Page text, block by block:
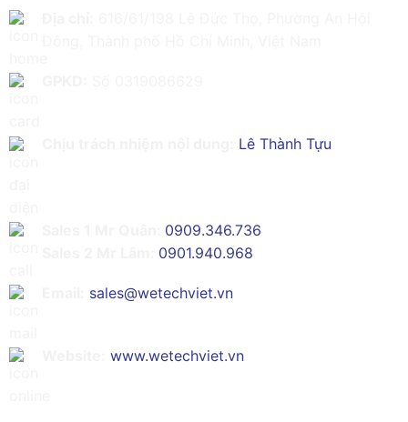
Lê Thành Tựu
0909.346.736
0901.940.968
sales@wetechviet.vn
www.wetechviet.vn